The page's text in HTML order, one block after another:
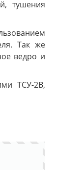
тушения
Так же
ведро и
ТСУ-2В,